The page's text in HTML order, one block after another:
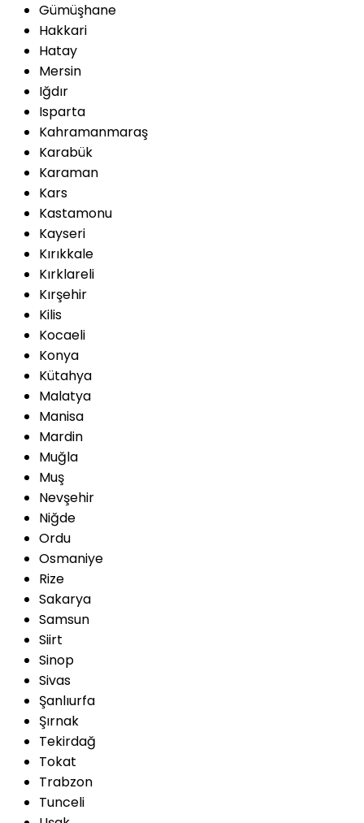
Gümüşhane
Hakkari
Hatay
Mersin
Iğdır
Isparta
Kahramanmaraş
Karabük
Karaman
Kars
Kastamonu
Kayseri
Kırıkkale
Kırklareli
Kırşehir
Kilis
Kocaeli
Konya
Kütahya
Malatya
Manisa
Mardin
Muğla
Muş
Nevşehir
Niğde
Ordu
Osmaniye
Rize
Sakarya
Samsun
Siirt
Sinop
Sivas
Şanlıurfa
Şırnak
Tekirdağ
Tokat
Trabzon
Tunceli